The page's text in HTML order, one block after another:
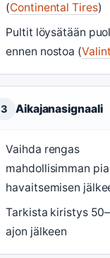
(Continental Tires)
Pultit löysätään
ennen nostoa (
3 Aikajanasignaali
Vaihda rengas
mahdollisimman
havaitsemisen
Tarkista kiristys
ajon jälkeen